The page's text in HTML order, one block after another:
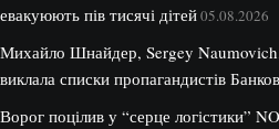
евакуюють пів тисячі дітей05.08.2026
Михайло Шнайдер, Sergey
виклала списки пропагандистів
Ворог поцілив у “серце логістики”